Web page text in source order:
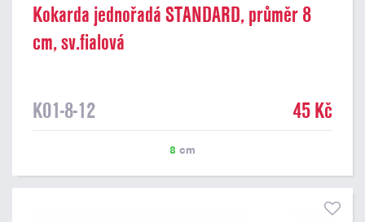
Kokarda jednořadá STANDARD, průměr 8
cm, sv.fialová
K01-8-12 45 Kč
8 cm